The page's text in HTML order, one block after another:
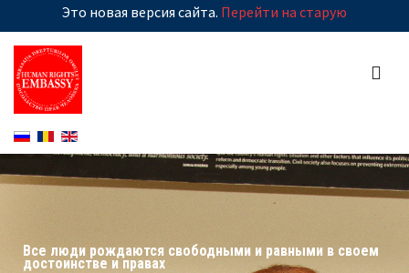
Это новая версия сайта. Перейти на старую
Все люди рождаются свободными и равными в своем
достоинстве и правах